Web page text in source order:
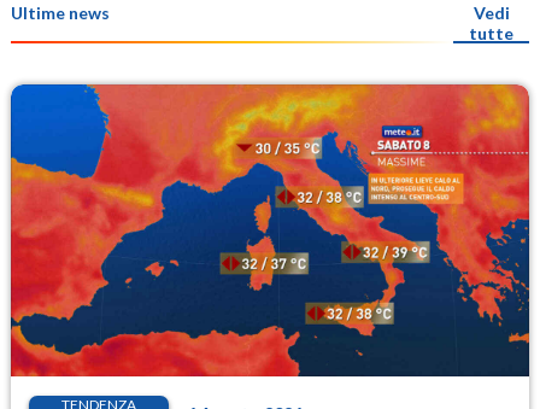
Ultime news
Vedi
tutte
TENDENZA